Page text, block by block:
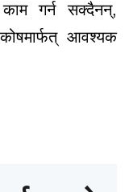
गर्न सक्दैनन्,
कोषमार्फत् आवश्यक